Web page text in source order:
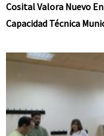
Cosital Valora Nuevo
Capacidad Técnica